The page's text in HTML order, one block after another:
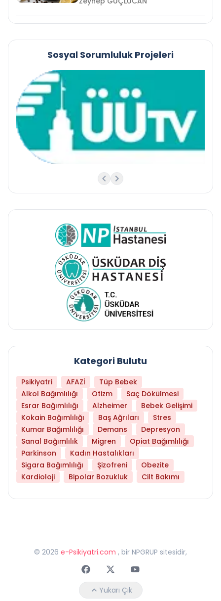
Sosyal Sorumluluk Projeleri
Kategori Bulutu
Psikiyatri AFAZİ
Tüp Bebek
Alkol Bağımlılığı
Otizm
Saç Dökülmesi
Esrar Bağımlılığı
Alzheimer
Bebek Gelişimi
Kokain Bağımlılığı
Baş Ağrıları
Stres
Kumar Bağımlılığı
Demans
Depresyon
Sanal Bağımlılık
Migren
Opiat Bağımlılığı
Parkinson
Kadın Hastalıkları
Sigara Bağımlılığı
Şizofreni
Obezite
Kardioloji
Bipolar Bozukluk Cilt Bakımı
© 2026 e-Psikiyatri.com , bir NPGRUP sitesidir,
FaceebokTwitterYoutube
Yukarı Çık